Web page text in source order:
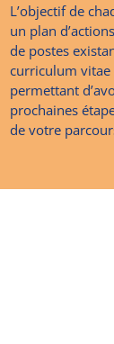
L’objectif de
un plan
de postes
curriculum vitae
permettant
prochaines
de votre